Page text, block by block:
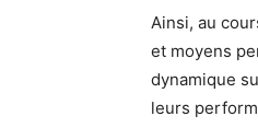
Ainsi, au
et moyens
dynamique
leurs